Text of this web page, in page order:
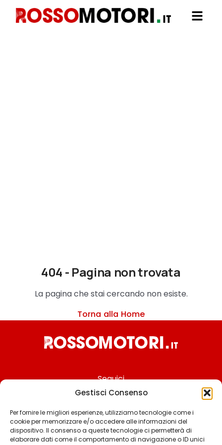
Gestisci Consenso
Per fornire le migliori esperienze, utilizziamo tecnologie come i
cookie per memorizzare e/o accedere alle informazioni del
dispositivo. Il consenso a queste tecnologie ci permetterà di
elaborare dati come il comportamento di navigazione o ID unici
404 - Pagina non trovata
La pagina che stai cercando non esiste.
Torna alla Home
Seguici
Chi siamo